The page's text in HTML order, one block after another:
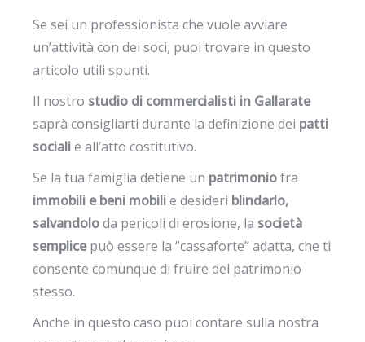
Se sei un professionista che vuole avviare
un’attività con dei soci, puoi trovare in questo
articolo utili spunti.
Il nostro studio di commercialisti in Gallarate
saprà consigliarti durante la definizione dei patti
socialie all’atto costitutivo.
Se la tua famiglia detiene un patrimoniofra
immobili e beni mobilie desideri blindarlo,
salvandoloda pericoli di erosione, la società
semplicepuò essere la “cassaforte” adatta, che ti
consente comunque di fruire del patrimonio
stesso.
Anche in questo caso puoi contare sulla nostra